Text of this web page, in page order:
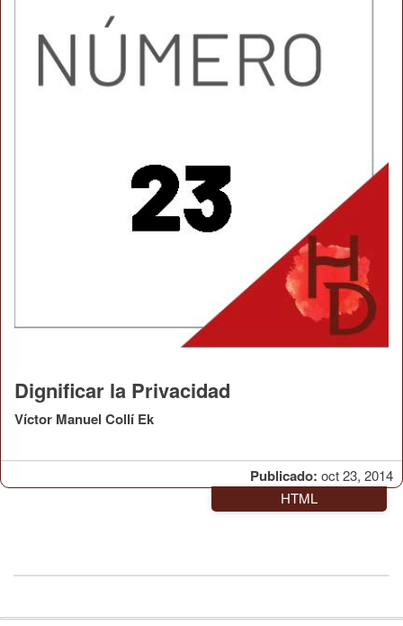
Publicado: oct 23, 2014
Dignificar la Privacidad
Víctor Manuel Collí Ek
HTML